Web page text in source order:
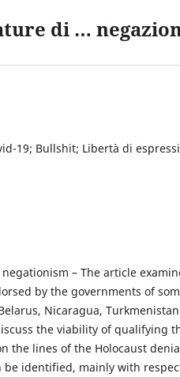
di …
19; Bullshit; Libertà di
– The article
by the governments of
Nicaragua,
the viability of qualifying
the lines of the Holocaust
identified, mainly with